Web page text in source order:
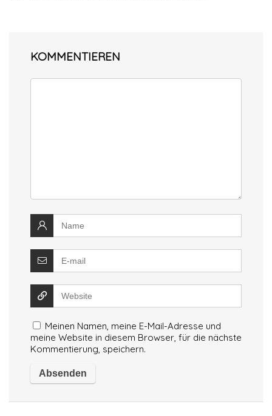
KOMMENTIEREN
Meinen Namen, meine E-Mail-Adresse und
meine Website in diesem Browser, für die nächste
Kommentierung, speichern.